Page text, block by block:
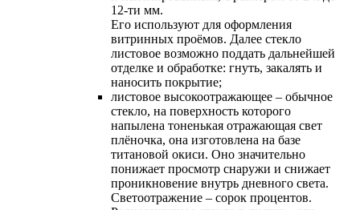
12-ти мм.
Его используют для оформления
витринных проёмов. Далее стекло
листовое возможно поддать дальнейшей
отделке и oбработке: гнуть, закалять и
наносить покрытие;
листовое высокоотражающее – обычное
стекло, на поверхность которого
напылена тоненькая отражающая свет
плёночка, она изготовлена на базе
титановой окиси. Оно значительно
понижает просмотр снаружи и снижает
проникновение внутрь дневного света.
Светоотражение – сорок процентов.